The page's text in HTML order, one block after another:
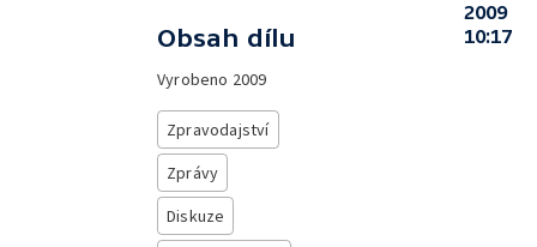
Obsah dílu
Vyrobeno 2009
Zpravodajství
Zprávy
Diskuze
2009
10:17